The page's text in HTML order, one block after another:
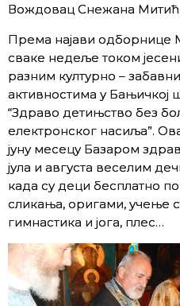
Вождовац Снежана Митић.
Према најави одборнице
сваке недеље током
разним културно –
активностима у Бањичкој
“Здраво детињство без
електронског насиља”.
јуну месецу Базаром
јула и августа веселим
када су деци бесплатно
сликања, оригами, учење
гимнастика и јога, плес…